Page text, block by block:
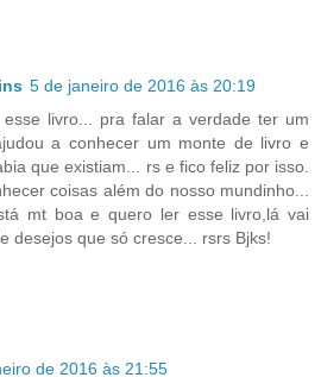
5 de janeiro de 2016 às 20:19
livro... pra falar a verdade ter um
a conhecer um monte de livro e
que existiam... rs e fico feliz por isso.
coisas além do nosso mundinho...
mt boa e quero ler esse livro,lá vai
desejos que só cresce... rsrs Bjks!
de 2016 às 21:55